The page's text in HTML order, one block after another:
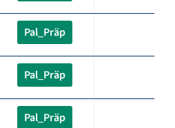
Pal_Präp
Pal_Präp
Pal_Präp